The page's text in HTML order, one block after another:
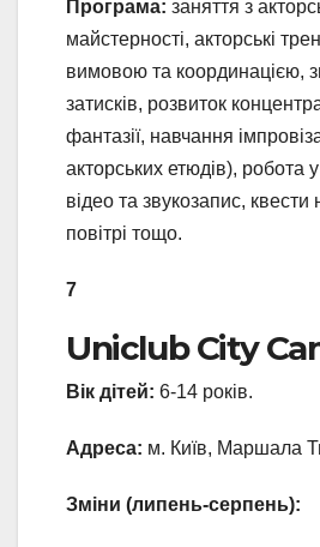
Програма: заняття з
майстерності, акторські
вимовою та координацією,
затисків, розвиток
фантазії, навчання
акторських етюдів), робота
відео та звукозапис, квести
повітрі тощо.
7
Uniclub City
Вік дітей: 6-14 років.
Адреса: м. Київ, Маршала
Зміни (липень-серпень):